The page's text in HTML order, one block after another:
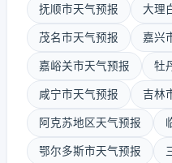
抚顺市天气预报 大理
茂名市天气预报 嘉兴
嘉峪关市天气预报 牡
咸宁市天气预报 吉林
阿克苏地区天气预报
鄂尔多斯市天气预报